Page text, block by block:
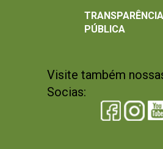
Visite também
Socias:
TRANSPARÊNCIA
PÚBLICA